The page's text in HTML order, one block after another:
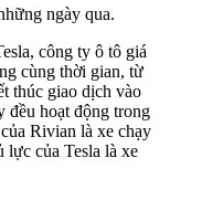
ngày qua.
công ty ô tô giá
cùng thời gian, từ
thúc giao dịch vào
đều hoạt động trong
Rivian là xe chạy
lực của Tesla là xe